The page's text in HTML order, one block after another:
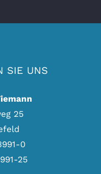
SIE UNS
25
0
25